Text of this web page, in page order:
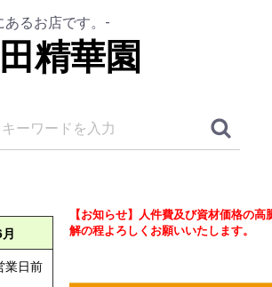
あるお店です。-
精華園
【お知らせ】人件費及び資材価格の
解の程よろしくお願いいたします。